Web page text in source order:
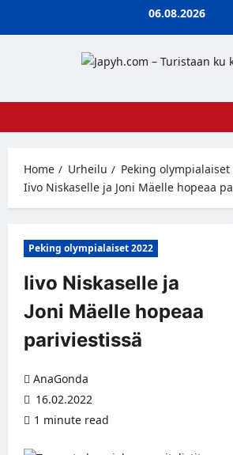
06.08.2026
Home Urheilu
Peking olympialaiset
Iivo Niskaselle ja Joni Mäelle hopeaa
Peking olympialaiset 2022
Iivo Niskaselle ja
Joni Mäelle hopeaa
pariviestissä
AnaGonda
16.02.2022
1 minute read